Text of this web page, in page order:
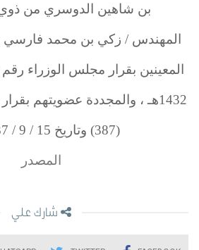
بن شاهين الدوسري من
المهندس / زكي بن محمد فارسي
1432هـ ، والمجددة عضويتهم
(387) وتاريخ 15 / 9 / 1437هـ .
المصدر
شارك علي